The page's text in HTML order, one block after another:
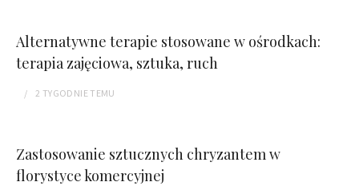
Alternatywne terapie stosowane w ośrodkach:
terapia zajęciowa, sztuka, ruch
2 TYGODNIE TEMU
Zastosowanie sztucznych chryzantem w
florystyce komercyjnej